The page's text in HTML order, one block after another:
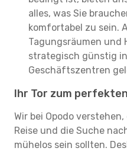
alles, was Sie
komfortabel zu sein.
Tagungsräumen und
strategisch günstig
Geschäftszentren
Ihr Tor zum
Wir bei Opodo
Reise und die Suche
mühelos sein sollten.